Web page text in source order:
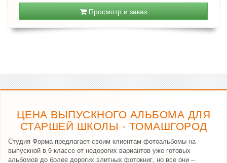
Просмотр и заказ
ЦЕНА ВЫПУСКНОГО АЛЬБОМА ДЛЯ
СТАРШЕЙ ШКОЛЫ - ТОМАШГОРОД
Студия Форма предлагает своим клиентам фотоальбомы на
выпускной в 9 классе от недорогих вариантов уже готовых
альбомов до более дорогих элитных фотокниг, но все они –